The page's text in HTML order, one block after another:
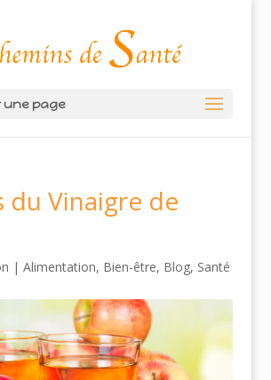
une page
du Vinaigre de
| Alimentation, Bien-être, Blog, Santé